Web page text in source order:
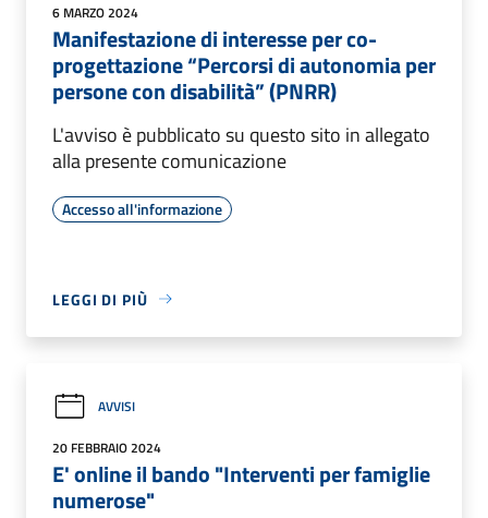
6 MARZO 2024
Manifestazione di interesse per co-
progettazione “Percorsi di autonomia per
persone con disabilità” (PNRR)
L'avviso è pubblicato su questo sito in allegato
alla presente comunicazione
Accesso all'informazione
LEGGI DI PIÙ
AVVISI
20 FEBBRAIO 2024
E' online il bando "Interventi per famiglie
numerose"